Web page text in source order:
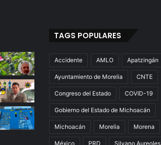
TAGS POPULARES
Accidente AMLO Apatzingán
Ayuntamiento de Morelia CNTE
Congreso del Estado COVID-19
Gobierno del Estado de Michoacán
Michoacán Morelia Morena
México PRD Silvano Aureoles